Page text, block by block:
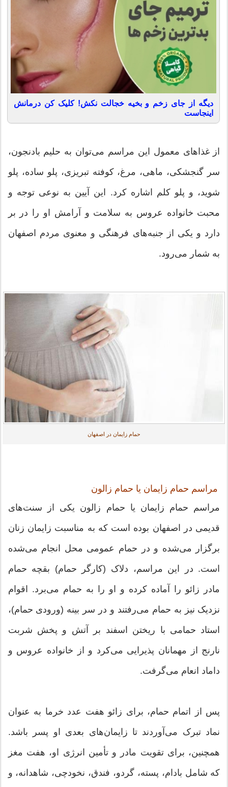
دیگه از جای زخم و بخیه خجالت نکش! کلیک کن درمانش
اینجاست
از غذاهای معمول این مراسم می‌توان به حلیم بادنجون،
سر گنجشکی، ماهی، مرغ، کوفته تبریزی، پلو ساده، پلو
شوید، و پلو کلم اشاره کرد. این آیین به نوعی توجه و
محبت خانواده عروس به سلامت و آرامش او را در بر
دارد و یکی از جنبه‌های فرهنگی و معنوی مردم اصفهان
به شمار می‌رود.
حمام زایمان در اصفهان
مراسم حمام زایمان یا حمام زالون
مراسم حمام زایمان یا حمام زالون یکی از سنت‌های
قدیمی در اصفهان بوده است که به مناسبت زایمان زنان
برگزار می‌شده و در حمام عمومی محل انجام می‌شده
است. در این مراسم، دلاک (کارگر حمام) بقچه حمام
مادر زائو را آماده کرده و او را به حمام می‌برد. اقوام
نزدیک نیز به حمام می‌رفتند و در سر بینه (ورودی حمام)،
استاد حمامی با ریختن اسفند بر آتش و پخش شربت
نارنج از مهمانان پذیرایی می‌کرد و از خانواده عروس و
داماد انعام می‌گرفت.
پس از اتمام حمام، برای زائو هفت عدد خرما به عنوان
نماد تبرک می‌آوردند تا زایمان‌های بعدی او پسر باشد.
همچنین، برای تقویت مادر و تأمین انرژی او، هفت مغز
که شامل بادام، پسته، گردو، فندق، نخودچی، شاهدانه، و